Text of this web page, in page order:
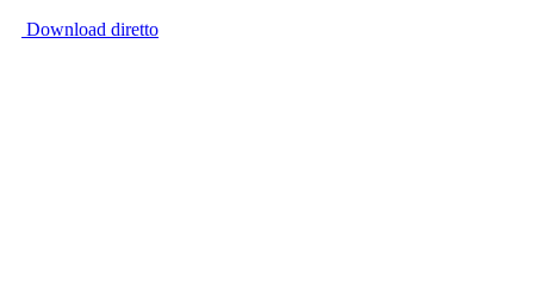
Download diretto